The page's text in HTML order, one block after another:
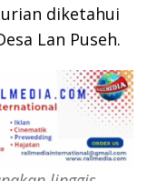
diketahui
Lan Puseh.